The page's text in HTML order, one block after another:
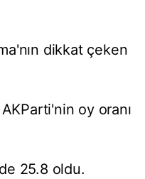
dikkat çeken
AKParti'nin oy oranı
25.8 oldu.